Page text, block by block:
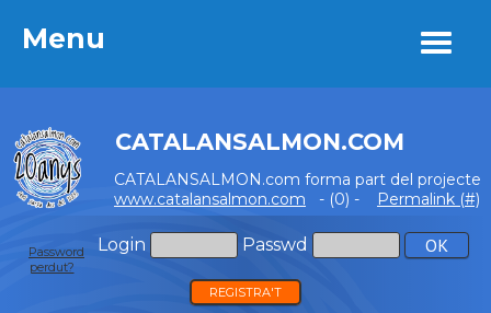
Menu
CATALANSALMON.COM
CATALANSALMON.com forma part del projecte
www.catalansalmon.com - (0) - Permalink (#)
Login Passwd
Password
perdut?
REGISTRA'T
Menu